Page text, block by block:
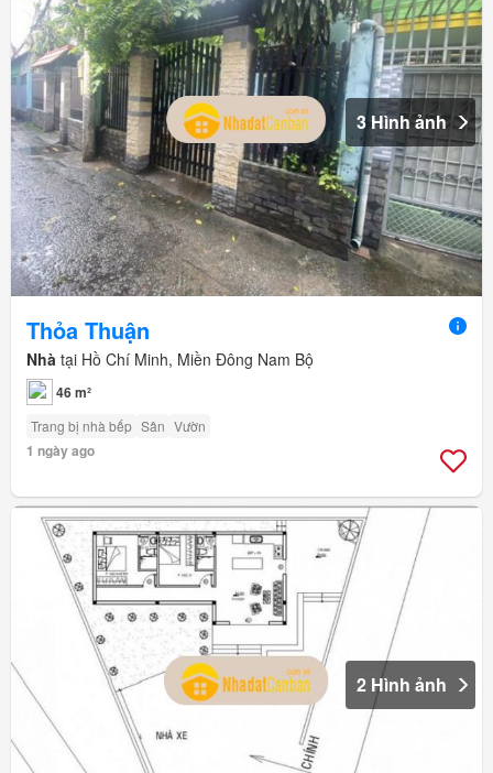
3 Hình ảnh
Thỏa Thuận
Nhà tại Hồ Chí Minh, Miền Đông Nam Bộ
46 m²
Trang bị nhà bếp Sân Vườn
1 ngày ago
2 Hình ảnh